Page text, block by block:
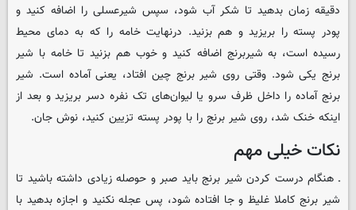
دقیقه زمان بدهید تا شکر آب شود، سپس شیرعسلی را اضافه کنید و
پودر پسته را بریزید و هم بزنید. درنهایت خامه را که به دمای محیط
رسیده است، به شیربرنج اضافه کنید و خوب هم بزنید تا خامه با شیر
برنج یکی شود. وقتی روی شیر برنج چین افتاد، یعنی آماده است. شیر
برنج آماده را داخل ظرف سرو یا لیوان‌های تک نفره دسر بریزید و بعد از
اینکه خنک شد، روی شیر برنج را با پودر پسته تزیین کنید، نوش جان.
نکات خیلی مهم
ـ هنگام درست کردن شیر برنج باید صبر و حوصله زیادی داشته باشید تا
شیر برنج کاملا غلیظ و جا افتاده شود، پس عجله نکنید و اجازه بدهید با